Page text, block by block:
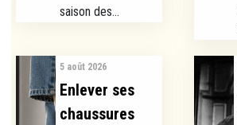
saison des...
5 août 2026
Enlever ses
chaussures